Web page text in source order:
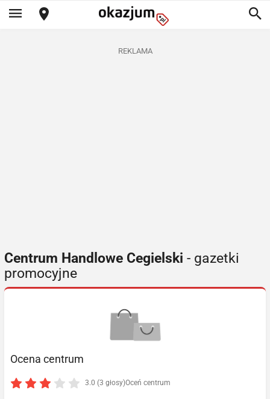
REKLAMA
Centrum Handlowe Cegielski - gazetki
promocyjne
Ocena centrum
3.0 (3 głosy)Oceń centrum